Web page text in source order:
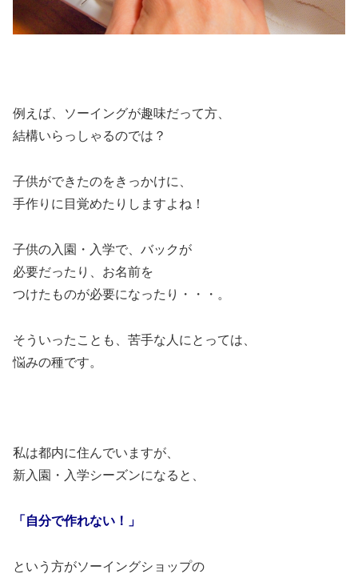
例えば、ソーイングが趣味だって方、
結構いらっしゃるのでは？
子供ができたのをきっかけに、
手作りに目覚めたりしますよね！
子供の入園・入学で、バックが
必要だったり、お名前を
つけたものが必要になったり・・・。
そういったことも、苦手な人にとっては、
悩みの種です。
私は都内に住んでいますが、
新入園・入学シーズンになると、
「自分で作れない！」
という方がソーイングショップの